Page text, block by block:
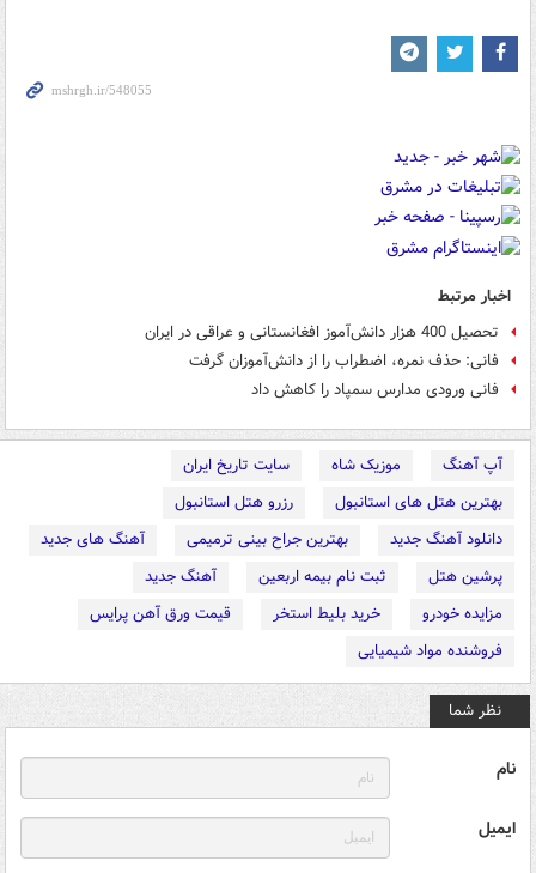
اخبار مرتبط
تحصیل 400 هزار دانش‌آموز افغانستانی و عراقی در ایران
فانی: حذف نمره، اضطراب را از دانش‌آموزان گرفت
فانی ورودی مدارس سمپاد را کاهش داد
آپ آهنگ موزیک شاه
سایت تاریخ ایران
بهترین هتل های استانبول
رزرو هتل استانبول
دانلود آهنگ جدید
بهترین جراح بینی ترمیمی
آهنگ های جدید
پرشین هتل
ثبت نام بیمه اربعین
آهنگ جدید
مزایده خودرو
خرید بلیط استخر
قیمت ورق آهن پرایس
فروشنده مواد شیمیایی
نظر شما
نام
ایمیل